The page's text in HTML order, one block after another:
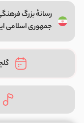
رسانهٔ بزرگ
جمهوری اسلامی